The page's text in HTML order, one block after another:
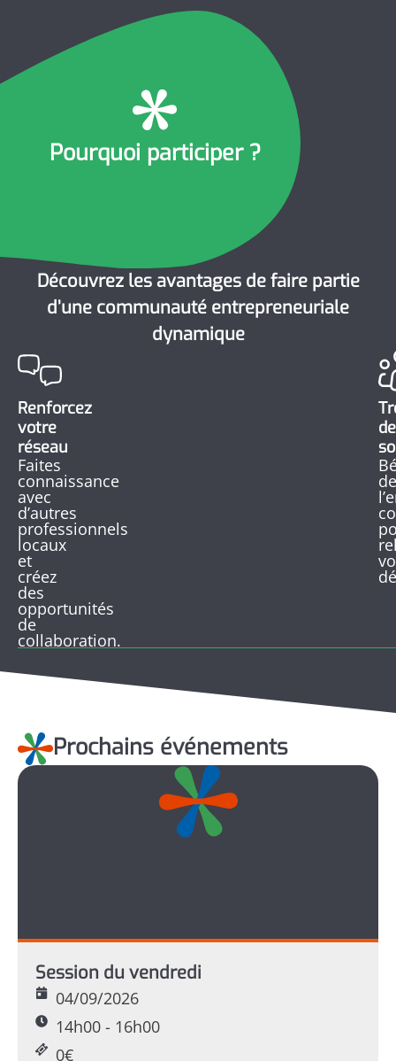
Pourquoi participer ?
Découvrez les avantages de faire partie
d’une communauté entrepreneuriale
dynamique
Renforcez
votre
réseau
Faites
connaissance
avec
d’autres
professionnels
locaux
et
créez
des
opportunités
de
collaboration.
de
Prochains événements
Session du vendredi
04/09/2026
14h00 - 16h00
0€